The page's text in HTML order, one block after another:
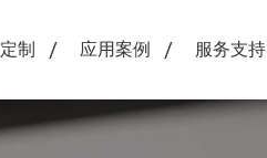
定制 应用案例 服务支持